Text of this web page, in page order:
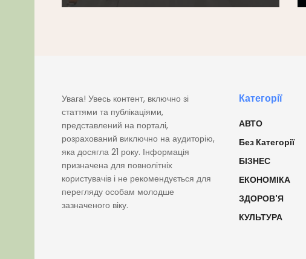
Увага! Увесь контент, включно зі
статтями та публікаціями,
представлений на порталі,
розрахований виключно на аудиторію,
яка досягла 21 року. Інформація
призначена для повнолітніх
користувачів і не рекомендується для
перегляду особам молодше
зазначеного віку.
Категорії
АВТО
Без Категорії
БІЗНЕС
ЕКОНОМІКА
ЗДОРОВ'Я
КУЛЬТУРА